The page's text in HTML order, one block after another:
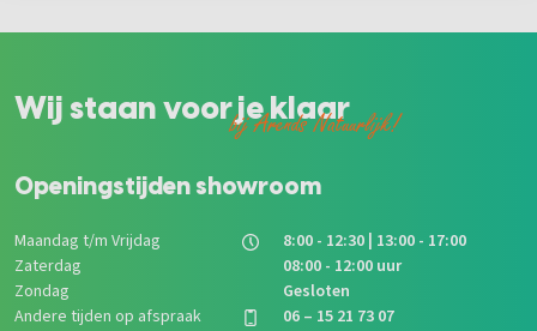
Wij staan voor je klaar
bij Arends Natuurlijk!
Openingstijden showroom
Maandag t/m Vrijdag
8:00 - 12:30 | 13:00 - 17:00
Zaterdag
08:00 - 12:00 uur
Zondag
Gesloten
Andere tijden op afspraak
06 – 15 21 73 07